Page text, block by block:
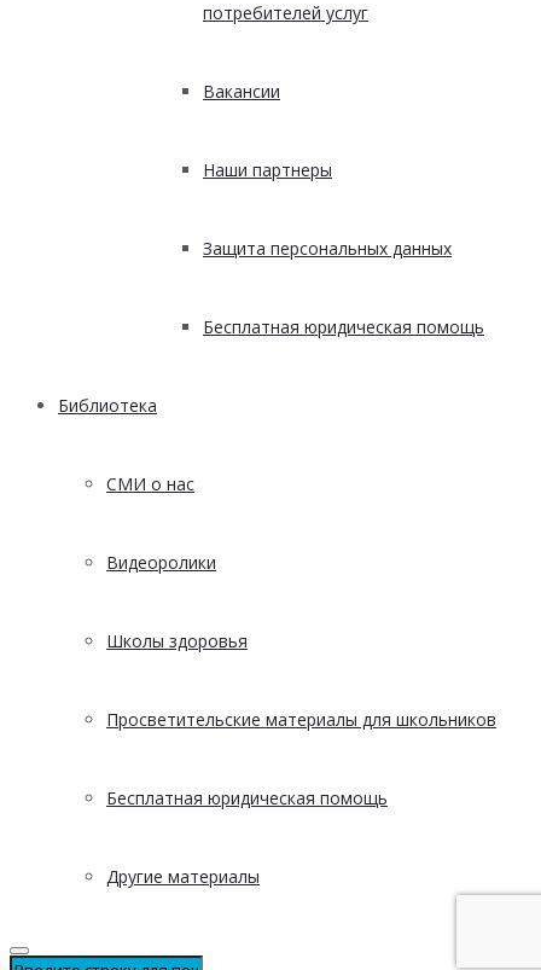
потребителей услуг
Вакансии
Наши партнеры
Защита персональных данных
Бесплатная юридическая помощь
Библиотека
СМИ о нас
Видеоролики
Школы здоровья
Просветительские материалы для школьников
Бесплатная юридическая помощь
Другие материалы